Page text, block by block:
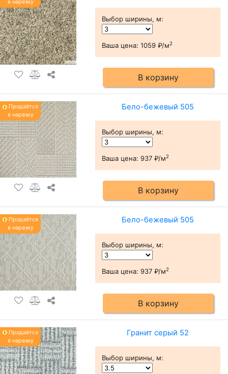
в нарезку
Выбор ширины, м:
Ваша цена: 1059 ₽/м2
В корзину
Продаётся
в нарезку
Бело-бежевый 505
Выбор ширины, м:
Ваша цена: 937 ₽/м2
В корзину
Продаётся
в нарезку
Бело-бежевый 505
Выбор ширины, м:
Ваша цена: 937 ₽/м2
В корзину
Продаётся
в нарезку
Гранит серый 52
Выбор ширины, м: